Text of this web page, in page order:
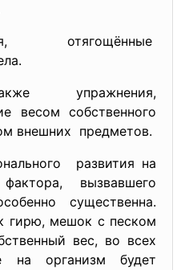
отягощённые
упражнения,
весом собственного
внешних предметов.
развития на
вызвавшего
существенна.
гирю, мешок с песком
вес, во всех
на организм будет